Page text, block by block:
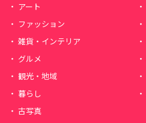
アート
ファッション
雑貨・インテリア
グルメ
観光・地域
暮らし
古写真